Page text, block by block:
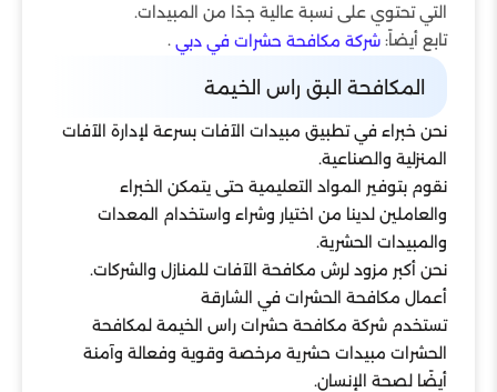
التي تحتوي على نسبة عالية جدًا من المبيدات.
تابع أيضاً: شركة مكافحة حشرات في دبي .
المكافحة البق راس الخيمة
نحن خبراء في تطبيق مبيدات الآفات بسرعة لإدارة الآفات
المنزلية والصناعية.
نقوم بتوفير المواد التعليمية حتى يتمكن الخبراء
والعاملين لدينا من اختيار وشراء واستخدام المعدات
والمبيدات الحشرية.
نحن أكبر مزود لرش مكافحة الآفات للمنازل والشركات.
أعمال مكافحة الحشرات في الشارقة
تستخدم شركة مكافحة حشرات راس الخيمة لمكافحة
الحشرات مبيدات حشرية مرخصة وقوية وفعالة وآمنة
أيضًا لصحة الإنسان.